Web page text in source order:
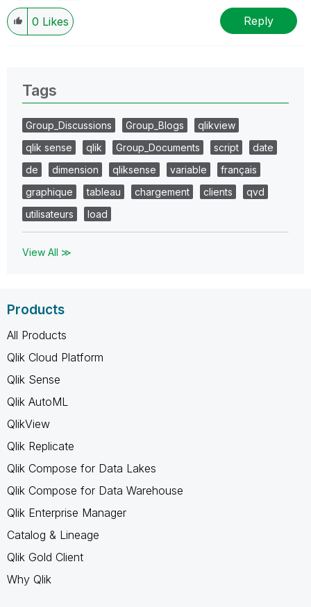
0 Likes Reply
Tags
Group_Discussions Group_Blogs
qlikview
qlik sense
qlik Group_Documents script
date
de
dimension qliksense variable
français
graphique
tableau chargement clients
qvd
utilisateurs
load
View All ≫
Products
All Products
Qlik Cloud Platform
Qlik Sense
Qlik AutoML
QlikView
Qlik Replicate
Qlik Compose for Data Lakes
Qlik Compose for Data Warehouse
Qlik Enterprise Manager
Catalog & Lineage
Qlik Gold Client
Why Qlik